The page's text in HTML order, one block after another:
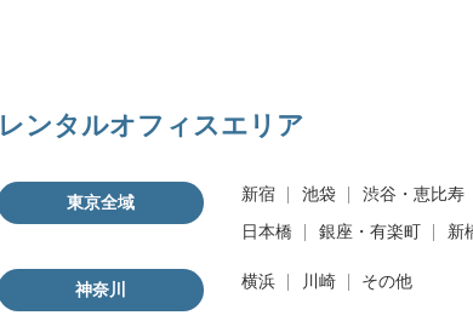
レンタルオフィスエリア
東京全域 新宿 池袋 渋谷・恵比寿
日本橋
銀座・有楽町 新
神奈川 横浜 川崎 その他